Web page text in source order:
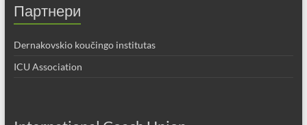
Партнери
Dernakovskio koučingo institutas
ICU Association